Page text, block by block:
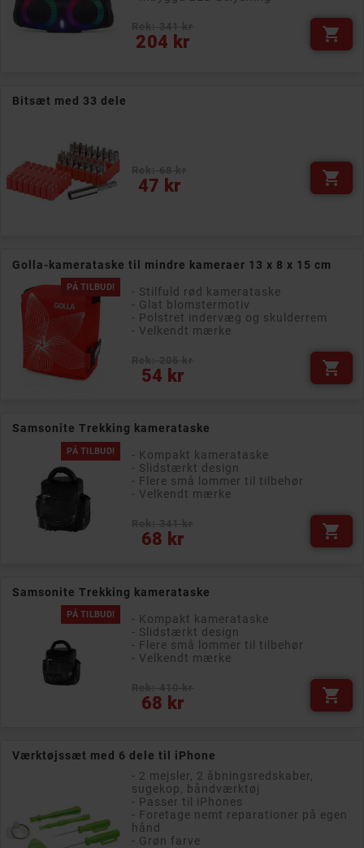
204 kr
Pris 
Bitsæt med 33 dele
47 kr
Pris 
Golla-kamerataske til mindre kameraer 13 x 8 x 15 cm
PÅ TILBUD!
- Stilfuld rød kamerataske
- Glat blomstermotiv
- Polstret indervæg og skulderrem
- Velkendt mærke
54 kr
Pris 
Samsonite Trekking kamerataske
PÅ TILBUD!
- Kompakt kamerataske
- Slidstærkt design
- Flere små lommer til tilbehør
- Velkendt mærke
68 kr
Pris 
Samsonite Trekking kamerataske
PÅ TILBUD!
- Kompakt kamerataske
- Slidstærkt design
- Flere små lommer til tilbehør
- Velkendt mærke
68 kr
Pris 
Værktøjssæt med 6 dele til iPhone
- 2 mejsler, 2 åbningsredskaber,
sugekop, båndværktøj
- Passer til iPhones
- Foretage nemt reparationer på egen
hånd
- Grøn farve